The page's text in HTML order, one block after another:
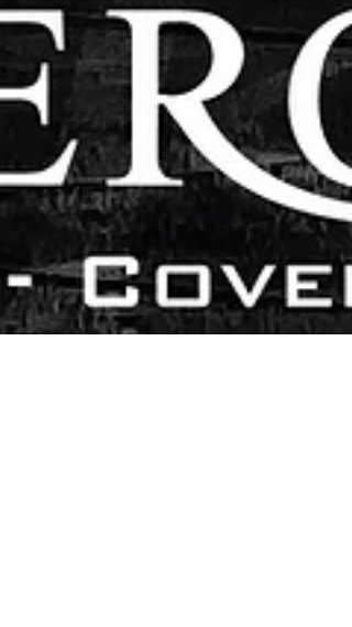
WAS SOLLEN WIR SAGEN - DAS KONZERT IST
AUSVERKAUFT! Wir sind überwältigt und freuen
uns auf ein Mega-Konzert mit euch! +++
ACHTUNG! +++ Es gibt nur Karten in begrenzter
Stückzahl. Daher solltet ihr euch unbedingt im
Vorverkauf mit Karten eindecken! Ve